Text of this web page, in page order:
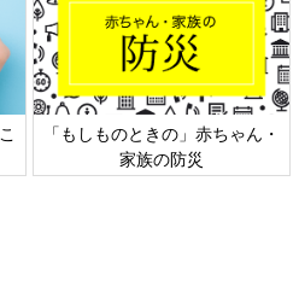
」
「もしものときの」赤ちゃん・
家族の防災